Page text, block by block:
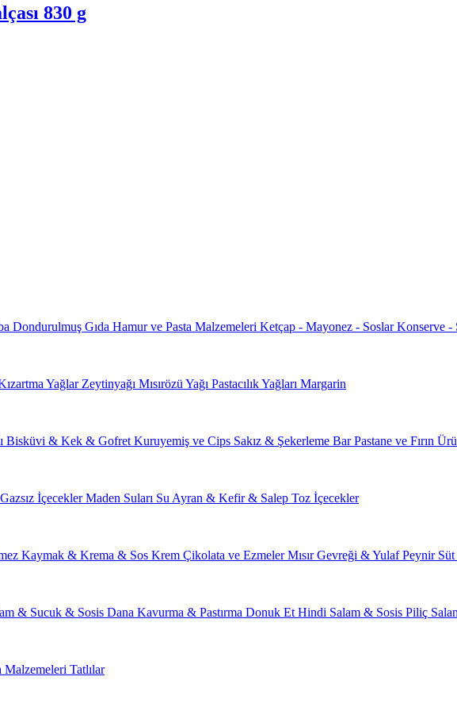
830 g
Dondurulmuş Gıda Hamur ve Pasta Malzemeleri Ketçap - Mayonez - SoslarKonserve -
Yağlar Zeytinyağı Mısırözü Yağı Pastacılık Yağları Margarin
Bisküvi & Kek & Gofret Kuruyemiş ve Cips Sakız & Şekerleme BarPastane ve Fırın
Gazsız İçeceklerMaden Suları Su Ayran & Kefir & Salep Toz İçecekler
Kaymak & Krema & Sos Krem Çikolata ve EzmelerMısır Gevreği & YulafPeynir
& Sucuk & Sosis Dana Kavurma & Pastırma Donuk Et Hindi Salam & Sosis Piliç
Tatlılar